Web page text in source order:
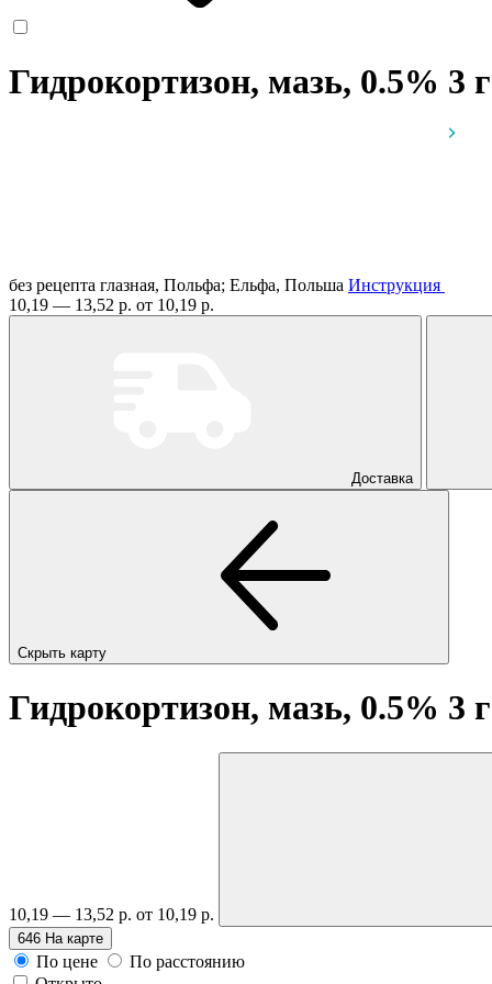
Гидрокортизон, мазь, 0.5% 3
без рецепта глазная, Польфа; Ельфа, Польша Инструкция
10,19 — 13,52 р. от 10,19 р.
Доставка
Скрыть карту
Гидрокортизон, мазь, 0.5% 3
10,19 — 13,52 р. от 10,19 р.
646 На карте
По цене
По расстоянию